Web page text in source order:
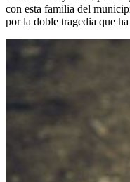
con esta familia del
por la doble tragedia que